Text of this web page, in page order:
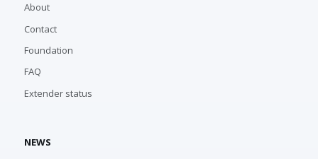
About
Contact
Foundation
FAQ
Extender status
NEWS